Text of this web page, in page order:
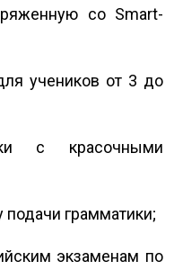
со Smart-
учеников от 3 до
с красочными
грамматики;
экзаменам по